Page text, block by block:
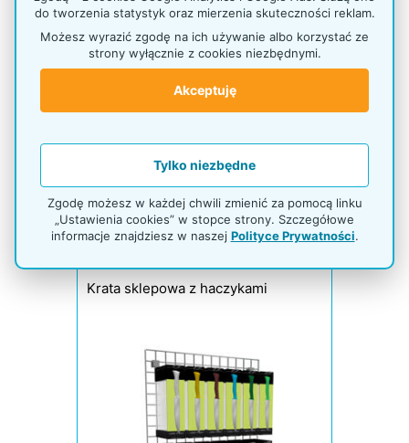
144,00 zł netto
177,12 zł brutto
Produkt dostępny
Krata sklepowa z haczykami
do tworzenia statystyk oraz mierzenia skuteczności reklam.
Możesz wyrazić zgodę na ich używanie albo korzystać ze
strony wyłącznie z cookies niezbędnymi.
Akceptuję
Tylko niezbędne
Zgodę możesz w każdej chwili zmienić za pomocą linku
„Ustawienia cookies” w stopce strony. Szczegółowe
informacje znajdziesz w naszej Polityce Prywatności.